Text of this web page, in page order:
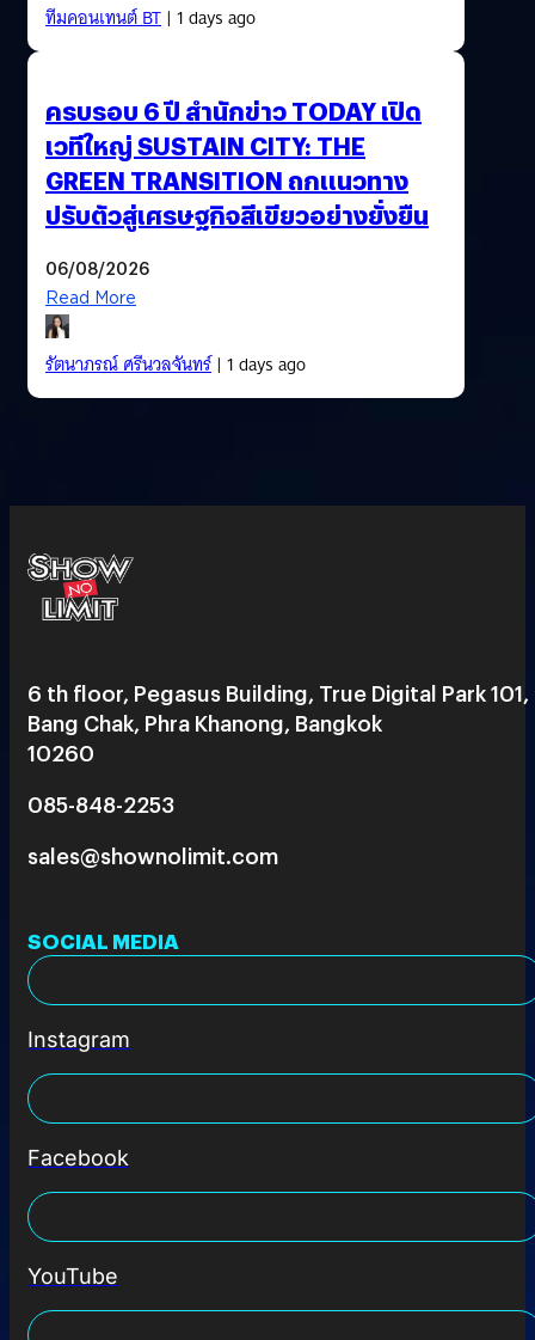
ทีมคอนเทนต์ BT| 1 days ago
ครบรอบ 6 ปี สำนักข่าว TODAY เปิด
เวทีใหญ่ SUSTAIN CITY: THE
GREEN TRANSITION ถกแนวทาง
ปรับตัวสู่เศรษฐกิจสีเขียวอย่างยั่งยืน
06/08/2026
Read More
รัตนาภรณ์ ศรีนวลจันทร์| 1 days ago
6 th floor, Pegasus Building, True Digital Park 101,
Bang Chak, Phra Khanong, Bangkok
10260
085-848-2253
sales@shownolimit.com
SOCIAL MEDIA
Instagram
Facebook
YouTube